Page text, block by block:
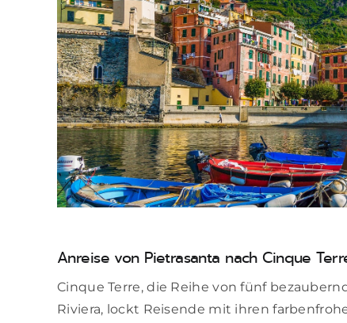
Anreise von Pietrasanta nach Cinque
Cinque Terre, die Reihe von fünf
Riviera, lockt Reisende mit ihren